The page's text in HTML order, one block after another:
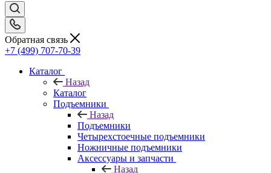
Обратная связь
+7 (499) 707-70-39
Каталог
Назад
Каталог
Подъемники
Назад
Подъемники
Четырехстоечные подъемники
Ножничные подъемники
Аксессуары и запчасти
Назад